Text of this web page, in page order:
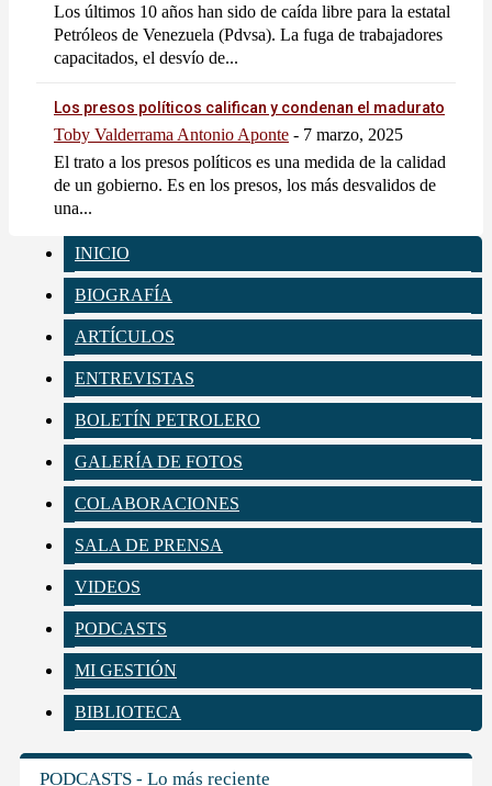
Los últimos 10 años han sido de caída libre para la estatal
Petróleos de Venezuela (Pdvsa). La fuga de trabajadores
capacitados, el desvío de...
Los presos políticos califican y condenan el madurato
Toby Valderrama Antonio Aponte - 7 marzo, 2025
El trato a los presos políticos es una medida de la calidad
de un gobierno. Es en los presos, los más desvalidos de
una...
INICIO
BIOGRAFÍA
ARTÍCULOS
ENTREVISTAS
BOLETÍN PETROLERO
GALERÍA DE FOTOS
COLABORACIONES
SALA DE PRENSA
VIDEOS
PODCASTS
MI GESTIÓN
BIBLIOTECA
PODCASTS - Lo más reciente